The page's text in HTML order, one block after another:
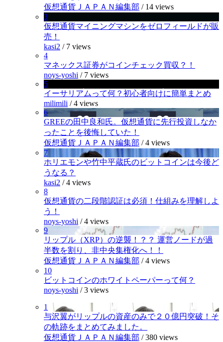
仮想通貨ＪＡＰＡＮ編集部 / 14 views
3
仮想通貨マイニングマシンをゼロフィールドが販
売！
kasi2 / 7 views
4
マネックス証券がコインチェック買収？！
noys-yoshi / 7 views
5
イーサリアムって何？初心者向けに簡単まとめ
milimili /4 views
6
GREEの田中良和氏。仮想通貨に先行投資しなか
ったことを後悔していた！
仮想通貨ＪＡＰＡＮ編集部 /4 views
7
ホリエモンや竹中平蔵氏のビットコインは今後ど
うなる？
kasi2 /4 views
8
仮想通貨の二段階認証は必須！仕組みを理解しよ
う！
noys-yoshi /4 views
9
リップル（XRP）の逆襲！？？ 運営ノードが過
半数を割り、非中央集権化へ！！
仮想通貨ＪＡＰＡＮ編集部 /4 views
10
ビットコインのホワイトペーパーって何？
noys-yoshi /3 views
1
与沢翼がリップルの資産のみで２０億円突破！そ
の軌跡をまとめてみました。
仮想通貨ＪＡＰＡＮ編集部 /380 views